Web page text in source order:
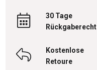
30 Tage
Rückgaberecht
Kostenlose
Retoure